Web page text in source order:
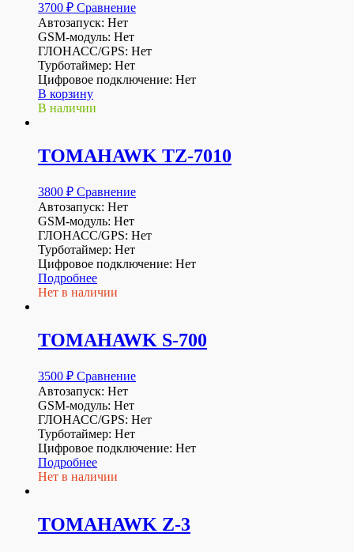
3700 ₽ Сравнение
Автозапуск: Нет
GSM-модуль: Нет
ГЛОНАСС/GPS: Нет
Турботаймер: Нет
Цифровое подключение: Нет
В корзину
В наличии
TOMAHAWK TZ-7010
3800 ₽ Сравнение
Автозапуск: Нет
GSM-модуль: Нет
ГЛОНАСС/GPS: Нет
Турботаймер: Нет
Цифровое подключение: Нет
Подробнее
Нет в наличии
TOMAHAWK S-700
3500 ₽ Сравнение
Автозапуск: Нет
GSM-модуль: Нет
ГЛОНАСС/GPS: Нет
Турботаймер: Нет
Цифровое подключение: Нет
Подробнее
Нет в наличии
TOMAHAWK Z-3